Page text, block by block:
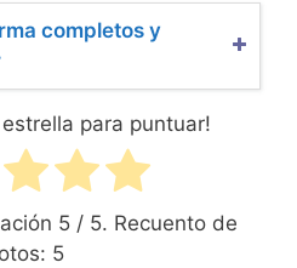
completos y
para puntuar!
5 / 5. Recuento de
5